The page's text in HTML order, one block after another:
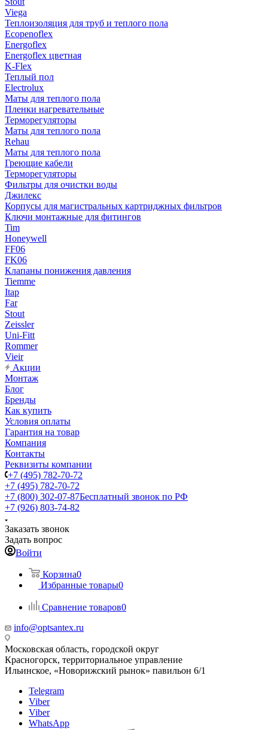
Viega
Теплоизоляция для труб и теплого пола
Ecopenoflex
Energoflex
Energoflex цветная
K-Flex
Теплый пол
Electrolux
Маты для теплого пола
Пленки нагревательные
Терморегуляторы
Маты для теплого пола
Rehau
Маты для теплого пола
Греющие кабели
Терморегуляторы
Фильтры для очистки воды
Джилекс
Корпусы для магистральных картриджных фильтров
Ключи монтажные для фитингов
Tim
Honeywell
FF06
FK06
Клапаны понижения давления
Tiemme
Itap
Far
Stout
Zeissler
Uni-Fitt
Rommer
Vieir
Акции
Монтаж
Блог
Бренды
Как купить
Условия оплаты
Гарантия на товар
Компания
Контакты
Реквизиты компании
+7 (495) 782-70-72
+7 (495) 782-70-72
+7 (800) 302-07-87Бесплатный звонок по РФ
+7 (926) 803-74-82
Заказать звонок
Задать вопрос
Войти
Корзина0
Избранные товары0
Сравнение товаров0
info@optsantex.ru
Московская область, городской округ
Красногорск, территориальное управление
Ильинское, «Новорижский рынок» павильон 6/1
Telegram
Viber
Viber
WhatsApp